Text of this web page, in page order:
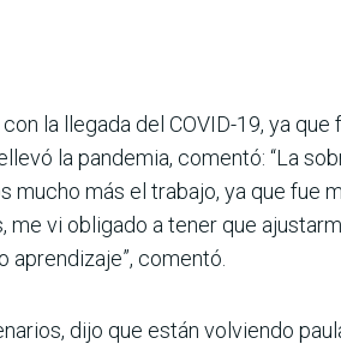
la llegada del COVID-19, ya
la pandemia, comentó: “La
mucho más el trabajo, ya que
vi obligado a tener que
comentó.
dijo que están volviendo